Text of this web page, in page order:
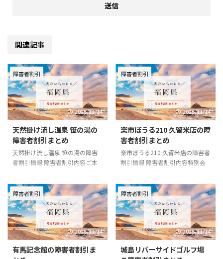
関連記事
障害者割引
2025/11/14
天然掛け流し温泉 笹の湯の
障害者割引まとめ
天然掛け流し温泉 笹の湯の障害
者割引情報 障害者割引内容ご本
け流し温泉 笹の湯の基本情報 住
所〒839-1215 福岡県久留米市田
主丸町竹野631-1電話番号0943-
73-0828一般料金■入浴料大人
500円小人(小学生) 300円公式
URLhttp://sasanoyu.jp/index.ph
p?id=6
障害者割引
2025/11/14
楽市ぼうる210 久留米店の障
害者割引まとめ
楽市ぼうる210 久留米店の障害者
割引情報 障害者割引内容特別会
リアフリーー 楽市ぼうる210 久
留米店の基本情報 住所〒839-
0809 福岡県久留米市東合川2-2-1
電話番号0942-43-2763一般料金
一般 550円大学生 500円小・中・
高生 450円幼児・シルバー 400円
男女会員 400円学生会員 400円シ
ルバー会員 350円※貸靴 200
障害者割引
2025/11/14
有馬記念館の障害者割引ま
障害者割引
2025/11/14
城島リバーサイドゴルフ場